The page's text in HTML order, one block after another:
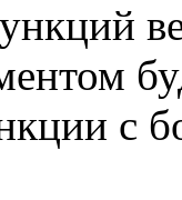
с